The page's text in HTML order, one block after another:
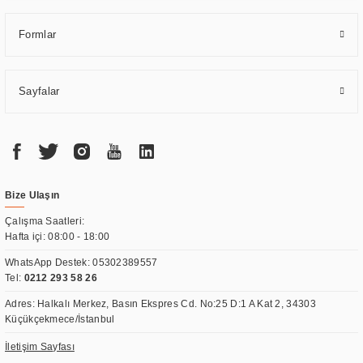
Formlar
Sayfalar
Bize Ulaşın
Çalışma Saatleri:
Hafta içi: 08:00 - 18:00
WhatsApp Destek:05302389557
Tel: 0212 293 58 26
Adres: Halkalı Merkez, Basın Ekspres Cd. No:25 D:1 A Kat 2, 34303
Küçükçekmece/İstanbul
İletişim Sayfası